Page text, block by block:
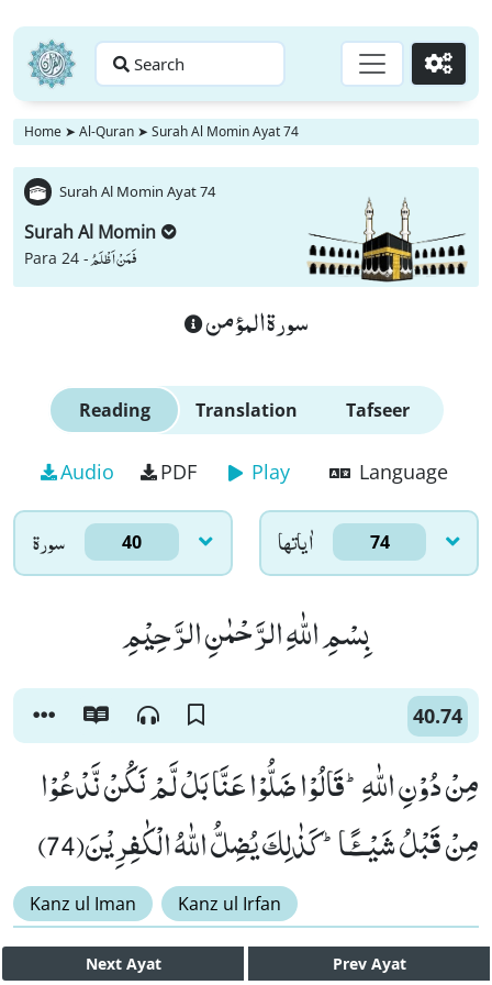
Search Go
Home ➤ Al-Quran ➤ Surah Al Momin Ayat 74
Surah Al Momin Ayat 74
Surah Al Momin
Para 24 -فَمَنْ اَظْلَمُ
سورة المؤمن
Reading Translation Tafseer
Audio PDF Play Language
سورۃ 40 اٰياتها 74
بِسْمِ اللّٰهِ الرَّحْمٰنِ الرَّحِیْمِ
40.74
مِنْ دُوْنِ اللّٰهِؕ-قَالُوْا ضَلُّوْا عَنَّا بَلْ لَّمْ نَكُنْ نَّدْعُوْا
مِنْ قَبْلُ شَیْــٴًـاؕ-كَذٰلِكَ یُضِلُّ اللّٰهُ الْكٰفِرِیْنَ(74)
Kanz ul Iman Kanz ul Irfan
Next Ayat Prev Ayat